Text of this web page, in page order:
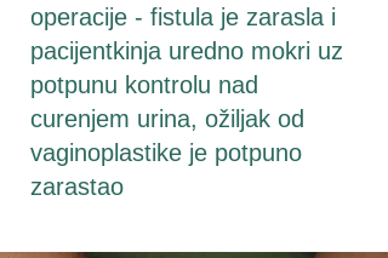
operacije - fistula je zarasla i
pacijentkinja uredno mokri uz
potpunu kontrolu nad
curenjem urina, ožiljak od
vaginoplastike je potpuno
zarastao